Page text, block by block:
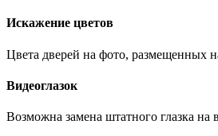
Искажение цветов
Цвета дверей на фото, размещенных
Видеоглазок
Возможна замена штатного глазка